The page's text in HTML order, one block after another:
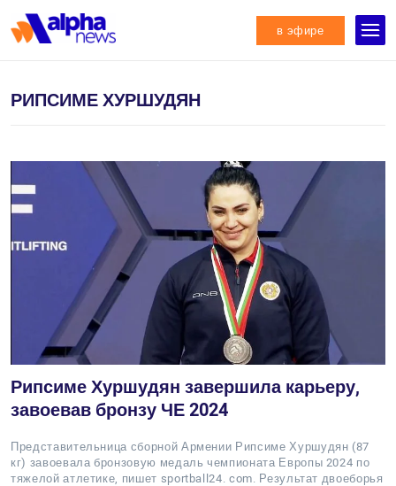
в эфире
РИПСИМЕ ХУРШУДЯН
Рипсиме Хуршудян завершила карьеру,
завоевав бронзу ЧЕ 2024
Представительница сборной Армении Рипсиме Хуршудян (87
кг) завоевала бронзовую медаль чемпионата Европы 2024 по
тяжелой атлетике, пишет sportball24. com. Результат двоеборья